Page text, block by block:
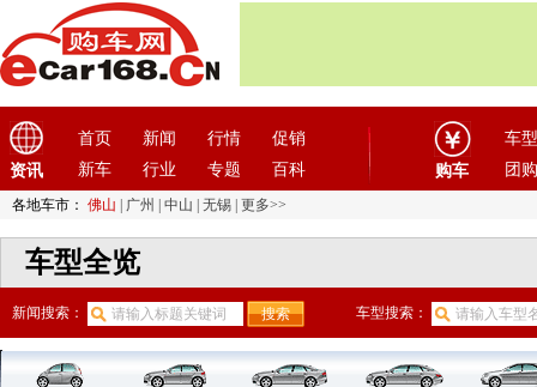
资讯
首页 新闻 行情
促销
新车
行业 专题 百科 购车
车型
团购
各地车市： 佛山 广州 中山 无锡 更多>>
车型全览
新闻搜索： 车型搜索：
东风瑞泰特(1)
东风小康(11)
东风奕派(1)
东南(12)
F
法拉利 (10)
方程豹(1)
菲亚特 (9)
丰田(60)
枫叶汽车(2)
福汽启腾